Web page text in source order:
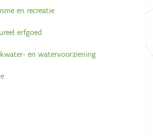
en recreatie
erfgoed
en watervoorziening